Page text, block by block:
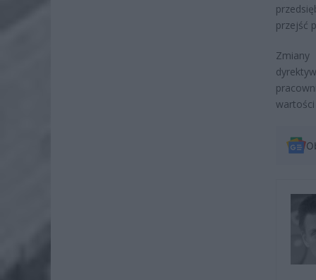
przejść